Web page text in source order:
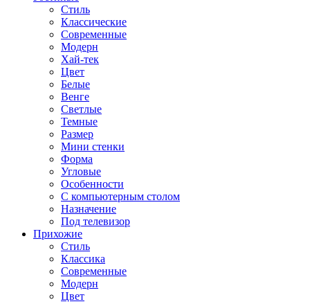
Стиль
Классические
Современные
Модерн
Хай-тек
Цвет
Белые
Венге
Светлые
Темные
Размер
Мини стенки
Форма
Угловые
Особенности
С компьютерным столом
Назначение
Под телевизор
Прихожие
Стиль
Классика
Современные
Модерн
Цвет